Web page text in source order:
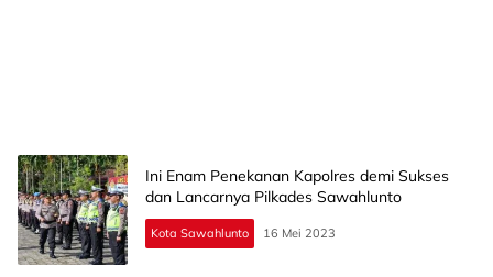
Ini Enam Penekanan Kapolres demi Sukses
dan Lancarnya Pilkades Sawahlunto
Kota Sawahlunto 16 Mei 2023